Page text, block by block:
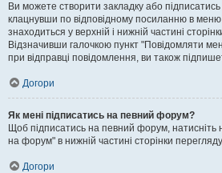
Ви можете створити закладку або
клацнувши по відповідному посиланню в
знаходиться у верхній і нижній частині
Відзначивши галочкою пункт "Повідомляти
при відправці повідомлення, ви також
Догори
Як мені підписатись на певний форум?
Щоб підписатись на певний форум, натисніть
на форум" в нижній частині сторінки
Догори